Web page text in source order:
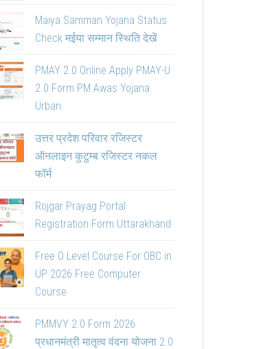
Maiya Samman Yojana Status
Check मईया सम्मान स्थिति देखें
PMAY 2.0 Online Apply PMAY-U
2.0 Form PM Awas Yojana
Urban
उत्तर प्रदेश परिवार रजिस्टर
ऑनलाइन कुटुम्ब रजिस्टर नकल
फॉर्म
Rojgar Prayag Portal
Registration Form Uttarakhand
Free O Level Course For OBC in
UP 2026 Free Computer
Course
PMMVY 2.0 Form 2026
प्रधानमंत्री मातृत्व वंदना योजना 2.0